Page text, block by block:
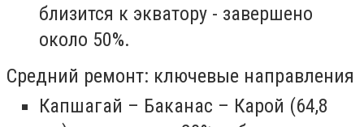
близится к экватору - завершено
около 50%.
Средний ремонт: ключевые направления
Капшагай – Баканас – Карой (64,8